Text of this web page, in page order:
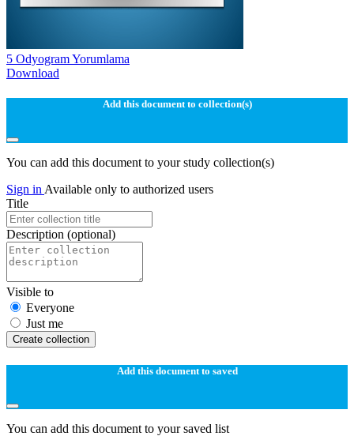
5 Odyogram Yorumlama
Download
Add this document to collection(s)
You can add this document to your study collection(s)
Sign in Available only to authorized users
Title
Description (optional)
Visible to
Everyone
Just me
Create collection
Add this document to saved
You can add this document to your saved list